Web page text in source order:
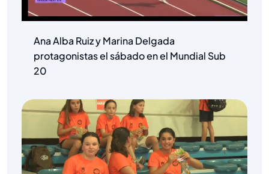
Ana Alba Ruiz y Marina Delgada
protagonistas el sábado en el Mundial Sub
20